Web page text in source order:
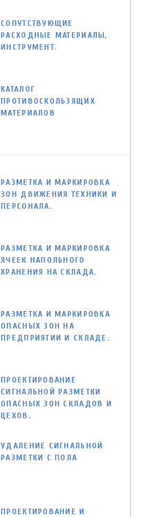
СОПУТСТВУЮЩИЕ
РАСХОДНЫЕ МАТЕРИАЛЫ,
ИНСТРУМЕНТ.
КАТАЛОГ
ПРОТИВОСКОЛЬЗЯЩИХ
МАТЕРИАЛОВ
РАЗМЕТКА И МАРКИРОВКА
ЗОН ДВИЖЕНИЯ ТЕХНИКИ И
ПЕРСОНАЛА.
РАЗМЕТКА И МАРКИРОВКА
ЯЧЕЕК НАПОЛЬНОГО
ХРАНЕНИЯ НА СКЛАДА.
РАЗМЕТКА И МАРКИРОВКА
ОПАСНЫХ ЗОН НА
ПРЕДПРИЯТИИ И СКЛАДЕ.
ПРОЕКТИРОВАНИЕ
СИГНАЛЬНОЙ РАЗМЕТКИ
ОПАСНЫХ ЗОН СКЛАДОВ И
ЦЕХОВ.
УДАЛЕНИЕ СИГНАЛЬНОЙ
РАЗМЕТКИ С ПОЛА
ПРОЕКТИРОВАНИЕ И